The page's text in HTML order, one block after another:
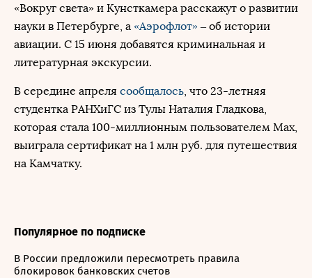
«Вокруг света» и Кунсткамера расскажут о развитии
науки в Петербурге, а «Аэрофлот» – об истории
авиации. С 15 июня добавятся криминальная и
литературная экскурсии.
В середине апреля сообщалось, что 23-летняя
студентка РАНХиГС из Тулы Наталия Гладкова,
которая стала 100-миллионным пользователем Max,
выиграла сертификат на 1 млн руб. для путешествия
на Камчатку.
Популярное по подписке
В России предложили пересмотреть правила
блокировок банковских счетов